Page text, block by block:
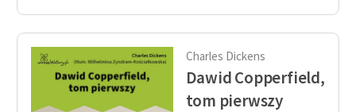
O nas
Kontakt
O projekcie
Charles Dickens
Dawid Copperfield,
tom pierwszy